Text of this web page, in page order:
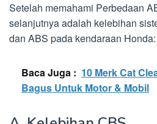
Setelah memahami Perbedaan
selanjutnya adalah kelebihan
dan ABS pada kendaraan Honda:
Baca Juga : 10 Merk Cat
Bagus Untuk Motor & Mobil